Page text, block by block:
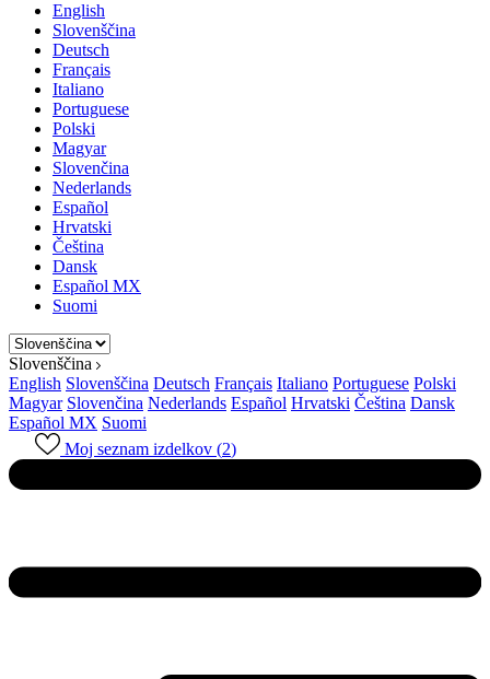
English
Slovenščina
Deutsch
Français
Italiano
Portuguese
Polski
Magyar
Slovenčina
Nederlands
Español
Hrvatski
Čeština
Dansk
Español MX
Suomi
Slovenščina
English Slovenščina Deutsch Français Italiano Portuguese Polski
Magyar Slovenčina Nederlands Español Hrvatski Čeština Dansk
Español MX Suomi
Moj seznam izdelkov (2)